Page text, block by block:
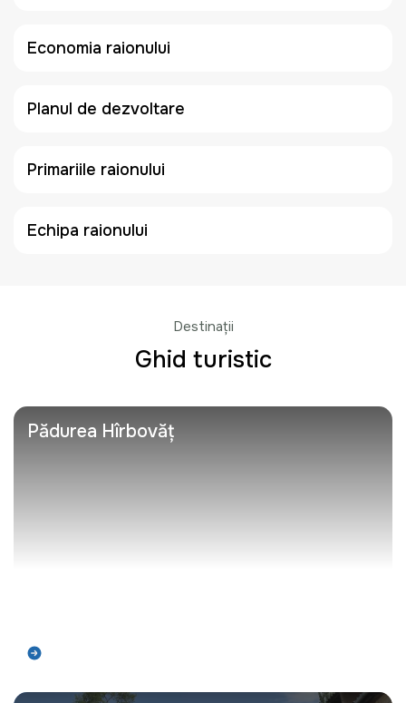
Economia raionului
Planul de dezvoltare
Primariile raionului
Echipa raionului
Destinații
Ghid turistic
Pădurea Hîrbovăț